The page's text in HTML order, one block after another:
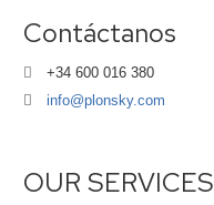
Contáctanos
+34 600 016 380
info@plonsky.com
OUR SERVICES